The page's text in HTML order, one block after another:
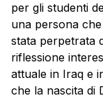
per gli studenti
una persona
stata perpetrata
riflessione
attuale in Iraq e
che la nascita di